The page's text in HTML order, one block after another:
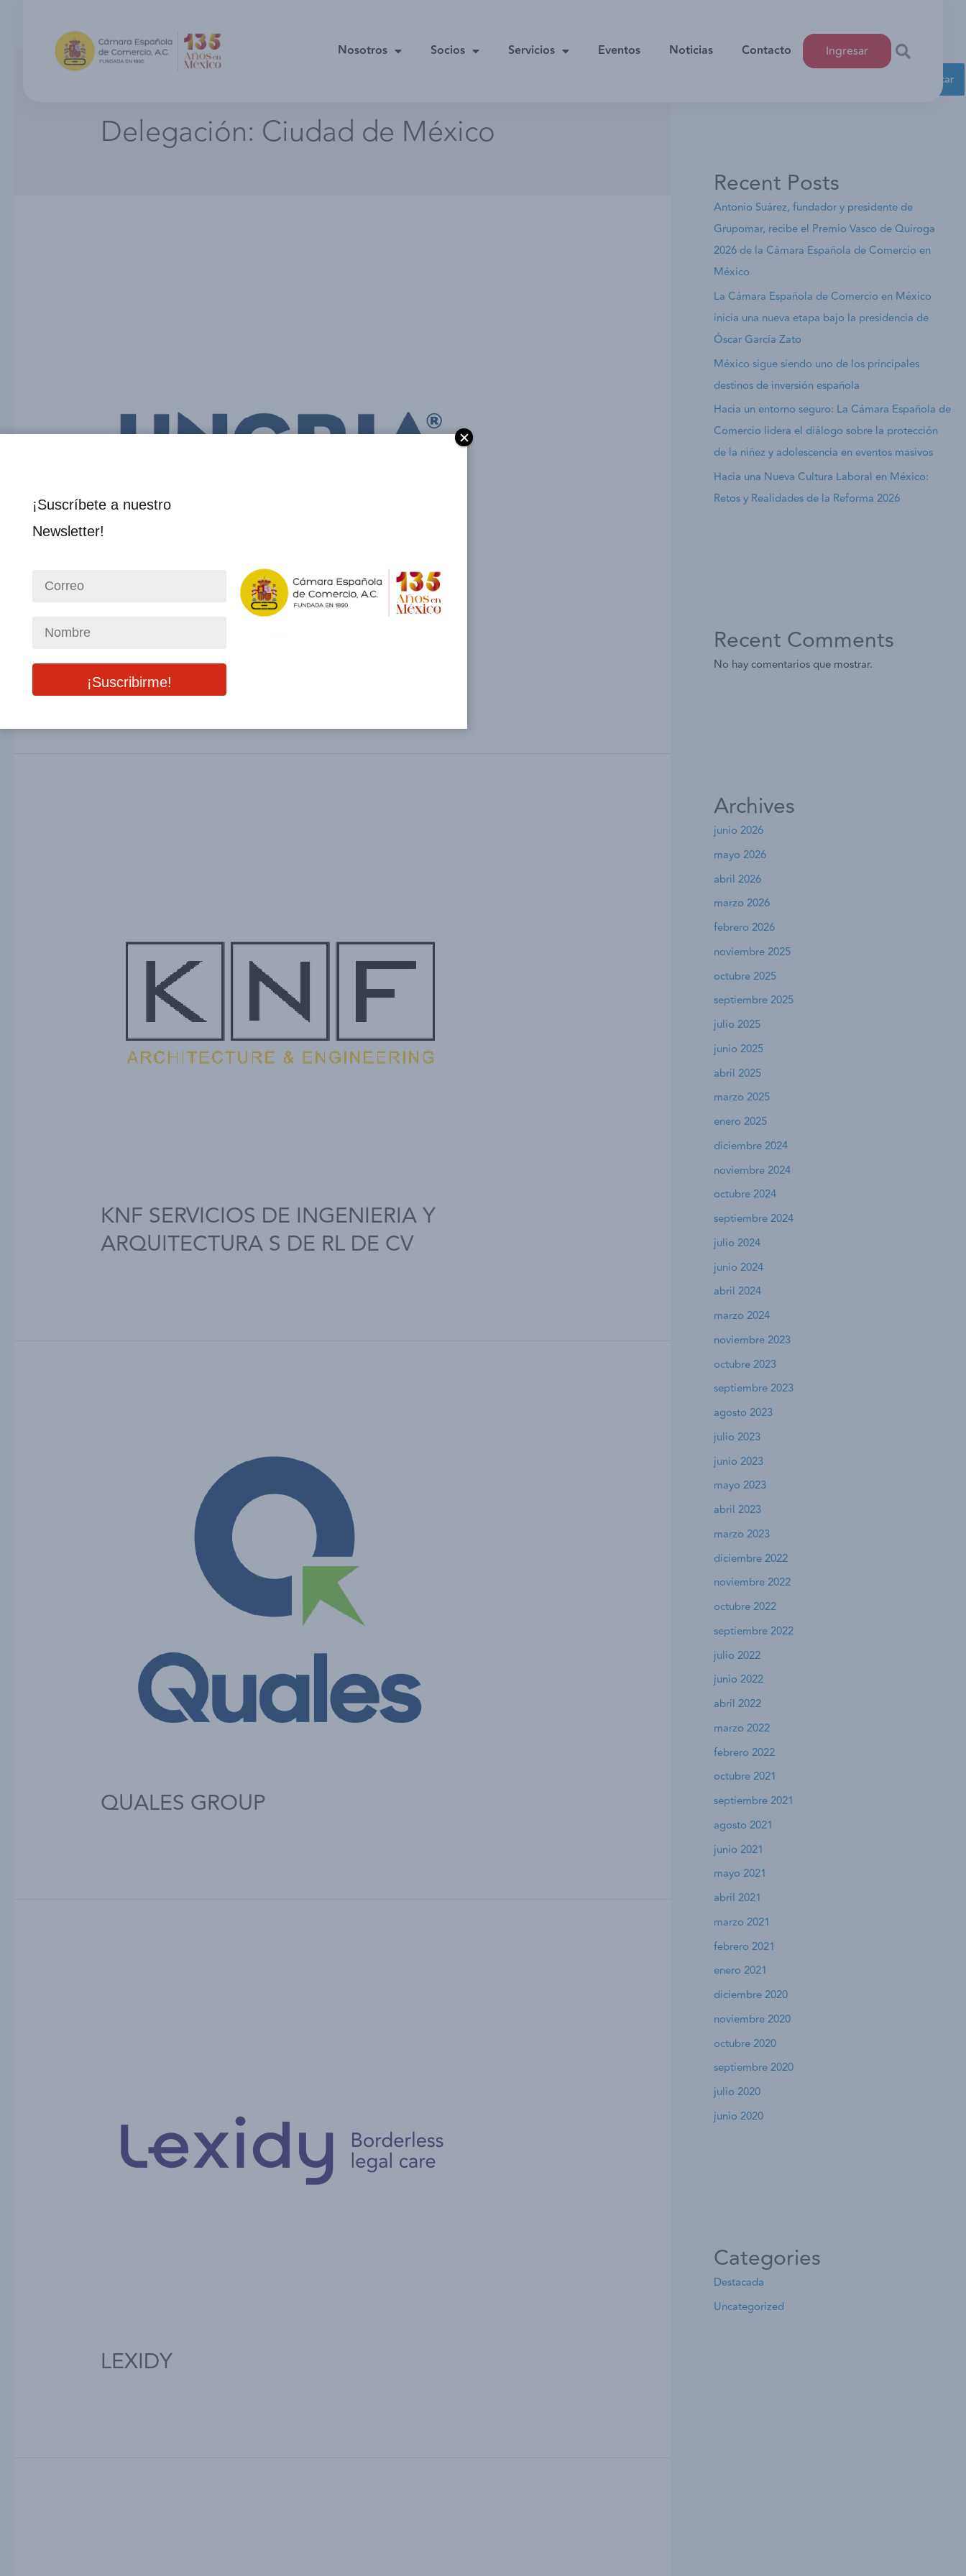
Nosotros Socios Servicios Eventos Noticias Contacto Ingresar
Delegación: Ciudad de México
UNGRIA
KNF SERVICIOS DE INGENIERIA Y
ARQUITECTURA S DE RL DE CV
QUALES GROUP
LEXIDY
Buscar
Buscar
Recent Posts
Antonio Suárez, fundador y presidente de
Grupomar, recibe el Premio Vasco de Quiroga
2026 de la Cámara Española de Comercio en
México
La Cámara Española de Comercio en México
inicia una nueva etapa bajo la presidencia de
Óscar García Zato
México sigue siendo uno de los principales
destinos de inversión española
Hacia un entorno seguro: La Cámara Española de
Comercio lidera el diálogo sobre la protección
de la niñez y adolescencia en eventos masivos
Hacia una Nueva Cultura Laboral en México:
Retos y Realidades de la Reforma 2026
Recent Comments
No hay comentarios que mostrar.
Archives
junio 2026
mayo 2026
abril 2026
marzo 2026
febrero 2026
noviembre 2025
octubre 2025
septiembre 2025
julio 2025
junio 2025
abril 2025
marzo 2025
enero 2025
diciembre 2024
noviembre 2024
octubre 2024
septiembre 2024
julio 2024
junio 2024
abril 2024
marzo 2024
noviembre 2023
octubre 2023
septiembre 2023
agosto 2023
julio 2023
junio 2023
mayo 2023
abril 2023
marzo 2023
diciembre 2022
noviembre 2022
octubre 2022
septiembre 2022
julio 2022
junio 2022
abril 2022
marzo 2022
febrero 2022
octubre 2021
septiembre 2021
agosto 2021
junio 2021
mayo 2021
abril 2021
marzo 2021
febrero 2021
enero 2021
diciembre 2020
noviembre 2020
octubre 2020
septiembre 2020
julio 2020
junio 2020
Categories
Destacada
Uncategorized
¡Suscríbete a nuestro
Newsletter!